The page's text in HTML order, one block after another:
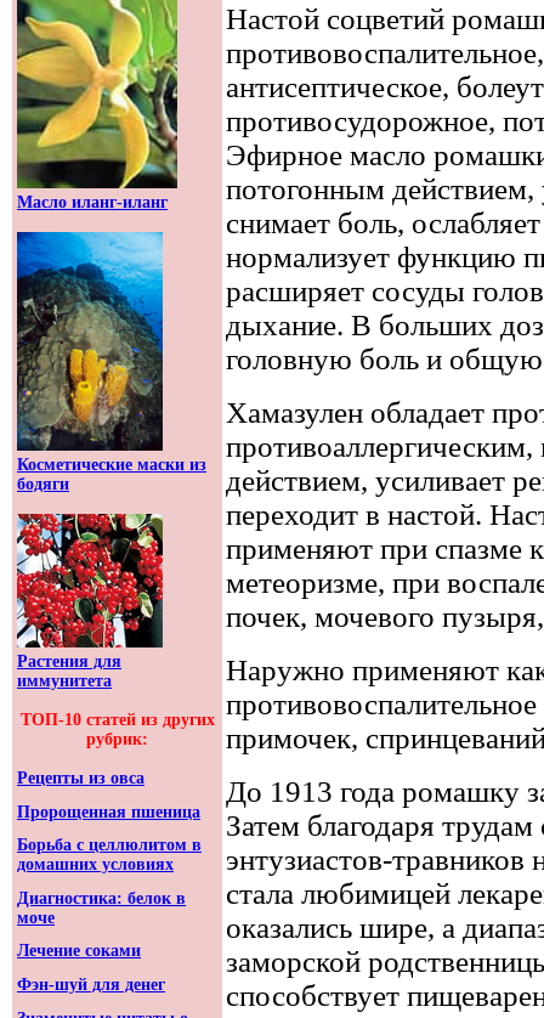
Масло иланг-иланг
Косметические маски из
бодяги
Растения для
иммунитета
ТОП-10 статей из других
рубрик:
Рецепты из овса
Пророщенная пшеница
Борьба с целлюлитом в
домашних условиях
Диагностика: белок в
моче
Лечение соками
Фэн-шуй для денег
Настой соцветий
антисептическое,
противосудорожное,
Эфирное масло
потогонным действием,
снимает боль,
нормализует функцию
расширяет сосуды
дыхание. В больших
головную боль и общую
Хамазулен обладает
действием, усиливает
переходит в настой.
применяют при спазме
метеоризме, при
почек, мочевого
Наружно применяют
примочек,
До 1913 года ромашку
Затем благодаря
энтузиастов-
стала любимицей
оказались шире, а
заморской
способствует